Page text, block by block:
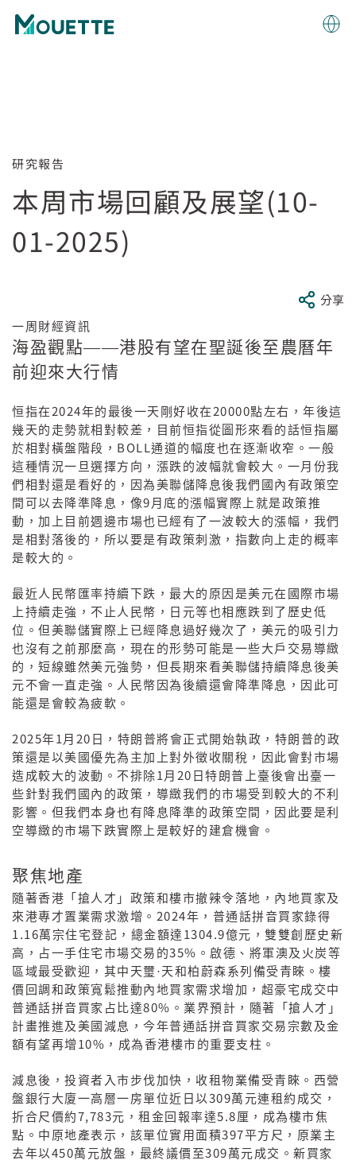
研究報告
本周市場回顧及展望(10-
01-2025)
分享
一周財經資訊
海盈觀點——港股有望在聖誕後至農曆年
前迎來大行情
恒指在2024年的最後一天剛好收在20000點左右，年後這
幾天的走勢就相對較差，目前恒指從圖形來看的話恒指屬
於相對橫盤階段， BOLL通道的幅度也在逐漸收窄。一般
這種情況一旦選擇方向，漲跌的波幅就會較大。一月份我
們相對還是看好的，因為美聯儲降息後我們國內有政策空
間可以去降準降息，像9 月底的漲幅實際上就是政策推
動，加上目前週邊市場也已經有了一波較大的漲幅，我們
是相對落後的，所以要是有政策刺激，指數向上走的概率
是較大的。
最近人民幣匯率持續下跌，最大的原因是美元在國際市場
上持續走強，不止人民幣，日元等也相應跌到了歷史低
位。但美聯儲實際上已經降息過好幾次了，美元的吸引力
也沒有之前那麼高，現在的形勢可能是一些大戶交易導緻
的，短線雖然美元強勢，但長期來看美聯儲持續降息後美
元不會一直走強。人民幣因為後續還會降準降息，因此可
能還是會較為疲軟。
2025年1 月 20 日，特朗普將會正式開始執政，特朗普的政
策還是以美國優先為主加上對外徵收關稅，因此會對市場
造成較大的波動。不排除1 月 20 日特朗普上臺後會出臺一
些針對我們國內的政策，導緻我們的市場受到較大的不利
影響。但我們本身也有降息降準的政策空間，因此要是利
空導緻的市場下跌實際上是較好的建倉機會。
聚焦地產
隨著香港「搶人才」政策和樓市撤辣令落地，內地買家及
來港專才置業需求激增。 2024年，普通話拼音買家錄得
1.16萬宗住宅登記，總金額達 1304.9億元，雙雙創歷史新
高，占一手住宅市場交易的35% 。啟德、將軍澳及火炭等
區域最受歡迎，其中天璽·天和柏蔚森系列備受青睞。樓
價回調和政策寬鬆推動內地買家需求增加，超豪宅成交中
普通話拼音買家占比達80% 。業界預計，隨著「搶人才」
計畫推進及美國減息，今年普通話拼音買家交易宗數及金
額有望再增 10% ，成為香港樓市的重要支柱。
減息後，投資者入市步伐加快，收租物業備受青睞。西營
盤銀行大廈一高層一房單位近日以309萬元連租約成交，
折合尺價約7,783元，租金回報率達5.8厘，成為樓市焦
點。中原地產表示，該單位實用面積397平方尺，原業主
去年以450萬元放盤，最終議價至309萬元成交。新買家